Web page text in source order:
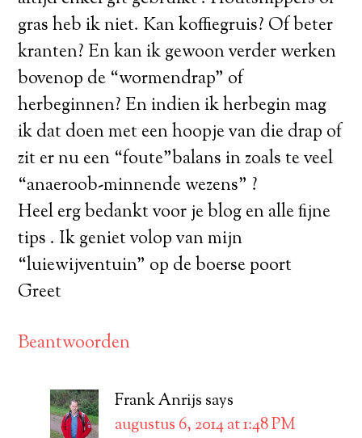
gras heb ik niet. Kan koffiegruis? Of beter
kranten? En kan ik gewoon verder werken
bovenop de “wormendrap” of
herbeginnen? En indien ik herbegin mag
ik dat doen met een hoopje van die drap of
zit er nu een “foute”balans in zoals te veel
“anaeroob-minnende wezens” ?
Heel erg bedankt voor je blog en alle fijne
tips . Ik geniet volop van mijn
“luiewijventuin” op de boerse poort
Greet
Beantwoorden
Frank Anrijs says
augustus 6, 2014 at 1:48 PM